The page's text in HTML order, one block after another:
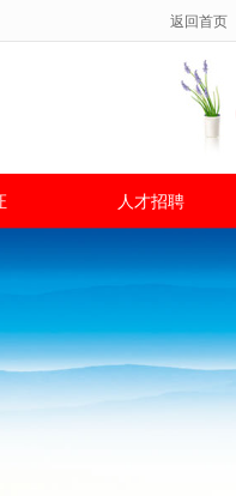
返回首页
人才招聘